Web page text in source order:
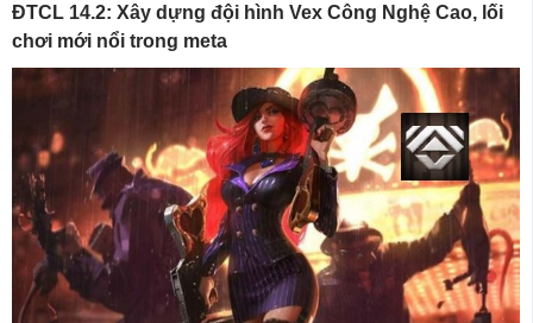
ĐTCL 14.2: Xây dựng đội hình Vex Công Nghệ Cao, lối
chơi mới nổi trong meta